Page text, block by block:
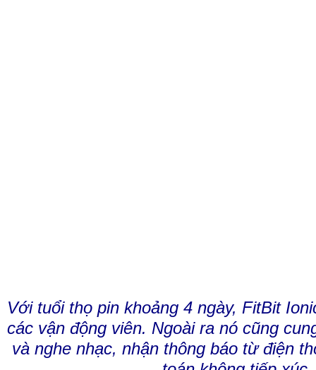
Với tuổi thọ pin khoảng 4 ngày, FitBit
các vận động viên. Ngoài ra nó cũng
và nghe nhạc, nhận thông báo từ điện